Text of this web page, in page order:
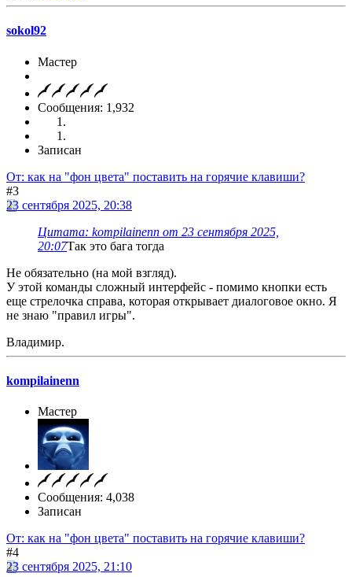
sokol92
Мастер
Сообщения: 1,932
Записан
От: как на "фон цвета" поставить на горячие клавиши?
#3
23 сентября 2025, 20:38
Цитата: kompilainenn от 23 сентября 2025,
20:07Так это бага тогда
Не обязательно (на мой взгляд).
У этой команды сложный интерфейс - помимо кнопки есть
еще стрелочка справа, которая открывает диалоговое окно. Я
не знаю "правил игры".
Владимир.
kompilainenn
Мастер
Сообщения: 4,038
Записан
От: как на "фон цвета" поставить на горячие клавиши?
#4
23 сентября 2025, 21:10